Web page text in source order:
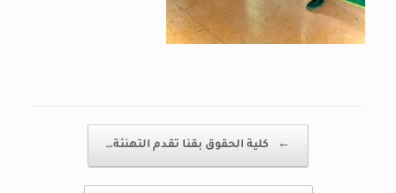
← كلية الحقوق بقنا تقدم التهنئة…